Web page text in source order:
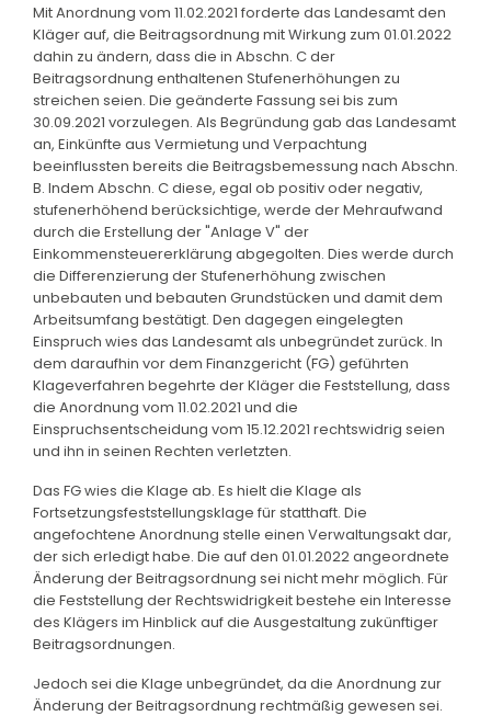
Mit Anordnung vom 11.02.2021 forderte das Landesamt den
Kläger auf, die Beitragsordnung mit Wirkung zum 01.01.2022
dahin zu ändern, dass die in Abschn. C der
Beitragsordnung enthaltenen Stufenerhöhungen zu
streichen seien. Die geänderte Fassung sei bis zum
30.09.2021 vorzulegen. Als Begründung gab das Landesamt
an, Einkünfte aus Vermietung und Verpachtung
beeinflussten bereits die Beitragsbemessung nach Abschn.
B. Indem Abschn. C diese, egal ob positiv oder negativ,
stufenerhöhend berücksichtige, werde der Mehraufwand
durch die Erstellung der "Anlage V" der
Einkommensteuererklärung abgegolten. Dies werde durch
die Differenzierung der Stufenerhöhung zwischen
unbebauten und bebauten Grundstücken und damit dem
Arbeitsumfang bestätigt. Den dagegen eingelegten
Einspruch wies das Landesamt als unbegründet zurück. In
dem daraufhin vor dem Finanzgericht (FG) geführten
Klageverfahren begehrte der Kläger die Feststellung, dass
die Anordnung vom 11.02.2021 und die
Einspruchsentscheidung vom 15.12.2021 rechtswidrig seien
und ihn in seinen Rechten verletzten.
Das FG wies die Klage ab. Es hielt die Klage als
Fortsetzungsfeststellungsklage für statthaft. Die
angefochtene Anordnung stelle einen Verwaltungsakt dar,
der sich erledigt habe. Die auf den 01.01.2022 angeordnete
Änderung der Beitragsordnung sei nicht mehr möglich. Für
die Feststellung der Rechtswidrigkeit bestehe ein Interesse
des Klägers im Hinblick auf die Ausgestaltung zukünftiger
Beitragsordnungen.
Jedoch sei die Klage unbegründet, da die Anordnung zur
Änderung der Beitragsordnung rechtmäßig gewesen sei.